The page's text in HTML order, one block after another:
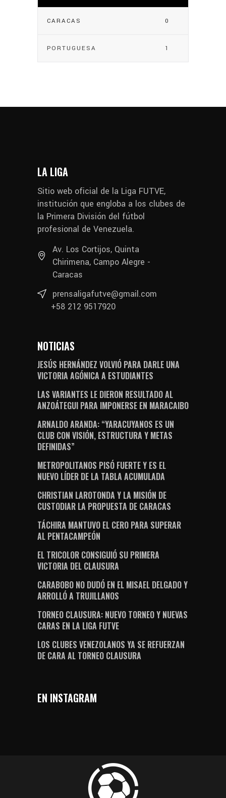
CARACAS 0
PORTUGUESA 1
LA LIGA
Sitio web oficial de la Liga FUTVE,
institución que engloba a los clubes de
la Primera División del fútbol
profesional de Venezuela.
Av. Los Cortijos, Quinta
Chirimena, Campo Alegre -
Caracas
prensaligafutve@gmail.com
+58 212 9517920
NOTICIAS
JESÚS HERNÁNDEZ VOLVIÓ PARA DARLE UNA
VICTORIA AGÓNICA A ESTUDIANTES
LAS VARIANTES LE DIERON RESULTADO AL
ANZOÁTEGUI PARA IMPONERSE EN MARACAIBO
ARNALDO ARANDA: “YARACUYANOS ES UN
CLUB CON VISIÓN, ESTRUCTURA Y METAS
DEFINIDAS”
METROPOLITANOS PISÓ FUERTE Y ES EL
NUEVO LÍDER DE LA TABLA ACUMULADA
CHRISTIAN LAROTONDA Y LA MISIÓN DE
CUSTODIAR LA PROPUESTA DE CARACAS
TÁCHIRA MANTUVO EL CERO PARA SUPERAR
AL PENTACAMPEÓN
EL TRICOLOR CONSIGUIÓ SU PRIMERA
VICTORIA DEL CLAUSURA
CARABOBO NO DUDÓ EN EL MISAEL DELGADO Y
ARROLLÓ A TRUJILLANOS
TORNEO CLAUSURA: NUEVO TORNEO Y NUEVAS
CARAS EN LA LIGA FUTVE
LOS CLUBES VENEZOLANOS YA SE REFUERZAN
DE CARA AL TORNEO CLAUSURA
EN INSTAGRAM